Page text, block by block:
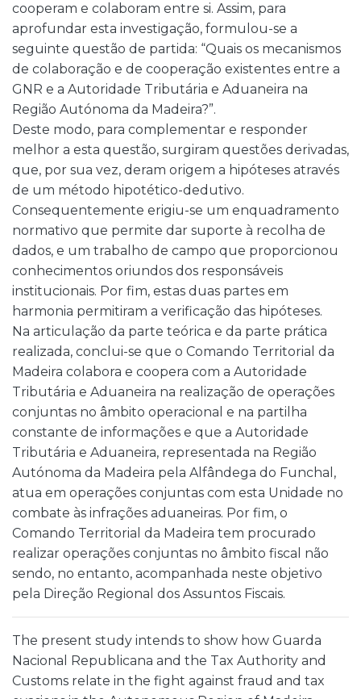
cooperam e colaboram entre si. Assim, para
aprofundar esta investigação, formulou-se a
seguinte questão de partida: “Quais os mecanismos
de colaboração e de cooperação existentes entre a
GNR e a Autoridade Tributária e Aduaneira na
Região Autónoma da Madeira?”.
Deste modo, para complementar e responder
melhor a esta questão, surgiram questões derivadas,
que, por sua vez, deram origem a hipóteses através
de um método hipotético-dedutivo.
Consequentemente erigiu-se um enquadramento
normativo que permite dar suporte à recolha de
dados, e um trabalho de campo que proporcionou
conhecimentos oriundos dos responsáveis
institucionais. Por fim, estas duas partes em
harmonia permitiram a verificação das hipóteses.
Na articulação da parte teórica e da parte prática
realizada, conclui-se que o Comando Territorial da
Madeira colabora e coopera com a Autoridade
Tributária e Aduaneira na realização de operações
conjuntas no âmbito operacional e na partilha
constante de informações e que a Autoridade
Tributária e Aduaneira, representada na Região
Autónoma da Madeira pela Alfândega do Funchal,
atua em operações conjuntas com esta Unidade no
combate às infrações aduaneiras. Por fim, o
Comando Territorial da Madeira tem procurado
realizar operações conjuntas no âmbito fiscal não
sendo, no entanto, acompanhada neste objetivo
pela Direção Regional dos Assuntos Fiscais.
The present study intends to show how Guarda
Nacional Republicana and the Tax Authority and
Customs relate in the fight against fraud and tax